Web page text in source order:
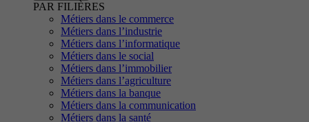
PAR FILIÈRES
Métiers dans le commerce
Métiers dans l’industrie
Métiers dans l’informatique
Métiers dans le social
Métiers dans l’immobilier
Métiers dans l’agriculture
Métiers dans la banque
Métiers dans la communication
Métiers dans la santé